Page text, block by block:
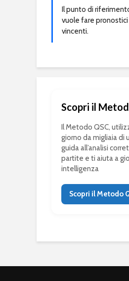
Il punto di
vuole fare pronostici
vincenti.
Scopri il
Il Metodo QSC,
giorno da migliaia di
guida all’analisi
partite e ti aiuta a
intelligenza
Scopri il Metodo